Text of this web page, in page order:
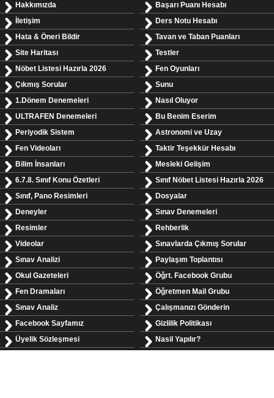
Hakkımızda
İletişim
Hata & Öneri Bildir
Site Haritası
Nöbet Listesi Hazırla 2026
Çıkmış Sorular
1.Dönem Denemeleri
ULTRAFEN Denemeleri
Periyodik Sistem
Fen Videoları
Bilim İnsanları
6.7.8. Sınıf Konu Özetleri
Sınıf, Pano Resimleri
Deneyler
Resimler
Videolar
Sınav Analizi
Okul Gazeteleri
Fen Dramaları
Sınav Analiz
Facebook Sayfamız
Üyelik Sözleşmesi
Başarı Puanı Hesabı
Ders Notu Hesabı
Tavan ve Taban Puanları
Testler
Fen Oyunları
Sunu
Nasıl Oluyor
Bu Benim Eserim
Astronomi ve Uzay
Taktir Teşekkür Hesabı
Mesleki Gelişim
Sınıf Nöbet Listesi Hazırla 2026
Dosyalar
Sınav Denemeleri
Rehberlik
Sınavlarda Çıkmış Sorular
Paylaşım Toplantısı
Öğrt. Facebook Grubu
Öğretmen Mail Grubu
Çalışmanızı Gönderin
Gizlilik Politikası
Nasil Yapılır?